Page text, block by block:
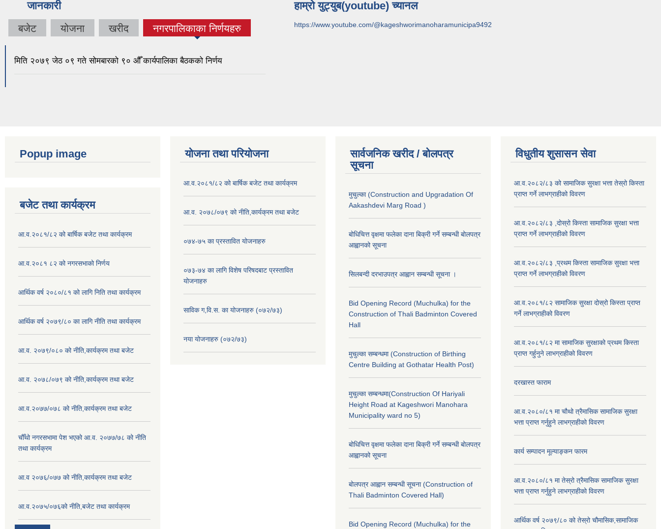
जानकारी
बजेट योजना खरीद नगरपालिकाका निर्णयहरु
(active tab)
मिति २०७९ जेठ ०९ गते सोमबारको ९० औँ कार्यपालिका बैठकको निर्णय
हाम्रो युट्युब(youtube) च्यानल
https://www.youtube.com/@kageshworimanoharamunicipa9492
Popup image
बजेट तथा कार्यक्रम
आ.व.२०८१/८२ को बार्षिक बजेट तथा कार्यक्रम
आ.व.२०८१ ८२ को नगरसभाको निर्णय
आर्थिक वर्ष २०८०/८१ को लागि निति तथा कार्यक्रम
आर्थिक वर्ष २०७९/८० का लागि नीति तथा कार्यक्रम
आ.व. २०७९/०८० को नीति,कार्यक्रम तथा बजेट
आ.व. २०७८/०७९ को नीति,कार्यक्रम तथा बजेट
आ.व.२०७७/०७८ को नीति,कार्यक्रम तथा बजेट
चौँथो नगरसभामा पेश भएको आ.व. २०७७/७८ को नीति
तथा कार्यक्रम
आ.व २०७६/०७७ को नीति,कार्यक्रम तथा बजेट
आ.व.२०७५/०७६को नीति,बजेट तथा कार्यक्रम
योजना तथा परियोजना
आ.व.२०८१/८२ को बार्षिक बजेट तथा कार्यक्रम
आ.व. २०७८/०७९ को नीति,कार्यक्रम तथा बजेट
०७४-७५ का प्रस्तावित योजनाहरु
०७३-७४ का लागि विशेष परिषदबाट प्रस्तावित
योजनाहरु
साविक ग,वि.स. का योजनाहरु (०७२/७३)
नया योजनाहरु (०७२/७३)
सार्वजनिक खरीद / बोलपत्र
सूचना
मुचुल्का (Construction and Upgradation Of
Aakashdevi Marg Road )
बोधिचित्त वृक्षमा फलेका दाना बिक्री गर्ने सम्बन्धी बोलपत्र
आह्वानको सूचना
सिलबन्दी दरभाउपत्र आह्वान सम्बन्धी सूचना ।
Bid Opening Record (Muchulka) for the
Construction of Thali Badminton Covered
Hall
मुचुल्का सम्बन्धमा (Construction of Birthing
Centre Building at Gothatar Health Post)
मुचुल्का सम्बन्धमा(Construction Of Hariyali
Height Road at Kageshwori Manohara
Municipality ward no 5)
बोधिचित्त वृक्षमा फलेका दाना बिक्री गर्ने सम्बन्धी बोलपत्र
आह्वानको सूचना
बोलपत्र आह्वान सम्बन्धी सूचना (Construction of
Thali Badminton Covered Hall)
Bid Opening Record (Muchulka) for the
विधुतीय शुसासन सेवा
आ.व.२०८२/८३ को सामाजिक सुरक्षा भत्ता तेस्रो किस्ता
प्राप्त गर्ने लाभग्राहीको विवरण
आ.व.२०८२/८३ ,दोस्रो किस्ता सामाजिक सुरक्षा भत्ता
प्राप्त गर्ने लाभग्राहीको विवरण
आ.व.२०८२/८३ ,प्रथम किस्ता सामाजिक सुरक्षा भत्ता
प्राप्त गर्ने लाभग्राहीको विवरण
आ.व.२०८१/८२ सामाजिक सुरक्षा दोस्रो किस्ता प्राप्त
गर्ने लाभग्राहीको विवरण
आ.व.२०८१/८२ मा सामाजिक सुरक्षाको प्रथम किस्ता
प्राप्त गर्हुनुने लाभग्राहीको विवरण
दरखास्त फाराम
आ.व.२०८०/८१ मा चौथो त्रैमासिक सामाजिक सुरक्षा
भत्ता प्राप्त गर्नुहुने लाभग्राहीको विवरण
कार्य सम्पादन मूल्याङ्कन फारम
आ.व.२०८०/८१ मा तेस्रो त्रैमासिक सामाजिक सुरक्षा
भत्ता प्राप्त गर्नुहुने लाभग्राहीको विवरण
आर्थिक वर्ष २०७९/८० को तेस्रो चौमासिक,सामाजिक